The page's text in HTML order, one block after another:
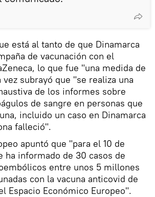
está al tanto de que Dinamarca
de vacunación con el
lo que fue "una medida de
subrayó que "se realiza una
de los informes sobre
de sangre en personas que
incluido un caso en Dinamarca
falleció".
apuntó que "para el 10 de
ha informado de 30 casos de
entre unos 5 millones
con la vacuna anticovid de
Espacio Económico Europeo".